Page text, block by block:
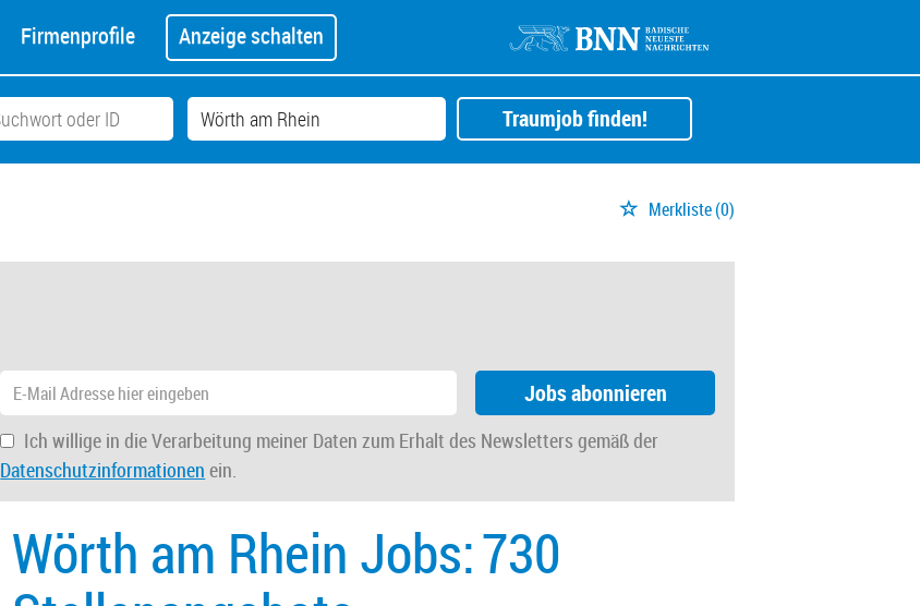
Firmenprofile Anzeige schalten
Traumjob finden!
Merkliste(0)
Jobs abonnieren
Ich willige in die Verarbeitung meiner Daten zum Erhalt des Newsletters gemäß der
Datenschutzinformationen ein.
Wörth am Rhein Jobs:730